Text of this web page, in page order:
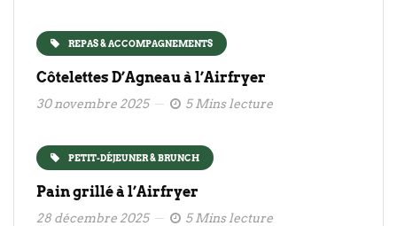
REPAS & ACCOMPAGNEMENTS
Côtelettes D’Agneau à l’Airfryer
30 novembre 2025 5 Mins lecture
PETIT-DÉJEUNER & BRUNCH
Pain grillé à l’Airfryer
28 décembre 2025 5 Mins lecture